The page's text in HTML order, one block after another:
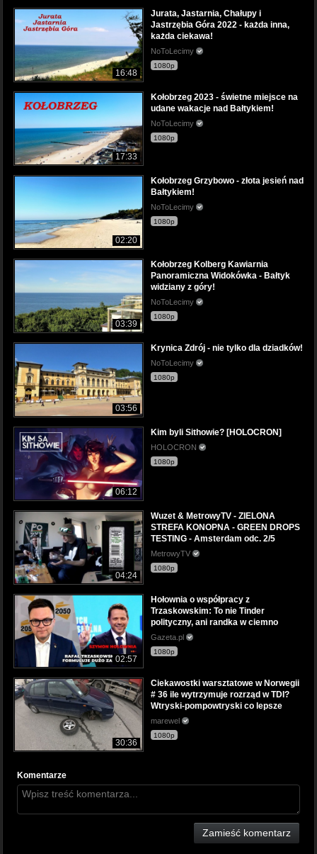
16:48
Jurata, Jastarnia, Chałupy i
Jastrzębia Góra 2022 - każda inna,
każda ciekawa!
NoToLecimy
1080p
17:33
Kołobrzeg 2023 - świetne miejsce na
udane wakacje nad Bałtykiem!
NoToLecimy
1080p
02:20
Kołobrzeg Grzybowo - złota jesień nad
Bałtykiem!
NoToLecimy
1080p
03:39
Kołobrzeg Kolberg Kawiarnia
Panoramiczna Widokówka - Bałtyk
widziany z góry!
NoToLecimy
1080p
03:56
Krynica Zdrój - nie tylko dla dziadków!
NoToLecimy
1080p
06:12
Kim byli Sithowie? [HOLOCRON]
HOLOCRON
1080p
04:24
Wuzet & MetrowyTV - ZIELONA
STREFA KONOPNA - GREEN DROPS
TESTING - Amsterdam odc. 2/5
MetrowyTV
1080p
02:57
Hołownia o współpracy z
Trzaskowskim: To nie Tinder
polityczny, ani randka w ciemno
Gazeta.pl
1080p
30:36
Ciekawostki warsztatowe w Norwegii
# 36 ile wytrzymuje rozrząd w TDI?
Wtryski-pompowtryski co lepsze
marewel
1080p
Komentarze
Zamieść komentarz